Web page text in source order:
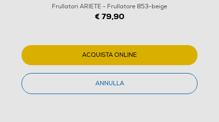
9
ARIETE - Frullatore 853-beige
Frullatori ARIETE - Frullatore 853-beige
€ 79,90
ACQUISTA ONLINE
ANNULLA